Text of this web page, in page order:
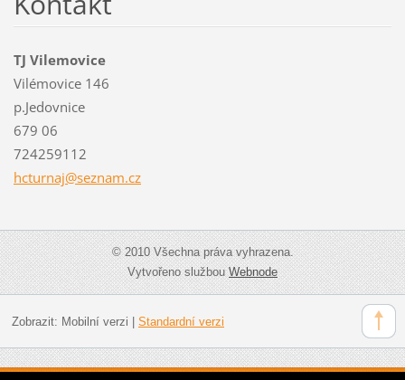
TJ Vilemovice
Vilémovice 146
p.Jedovnice
679 06
724259112
hcturnaj@seznam.cz
© 2010 Všechna práva vyhrazena.
Vytvořeno službouWebnode
Zobrazit: Mobilní verzi Standardní verzi